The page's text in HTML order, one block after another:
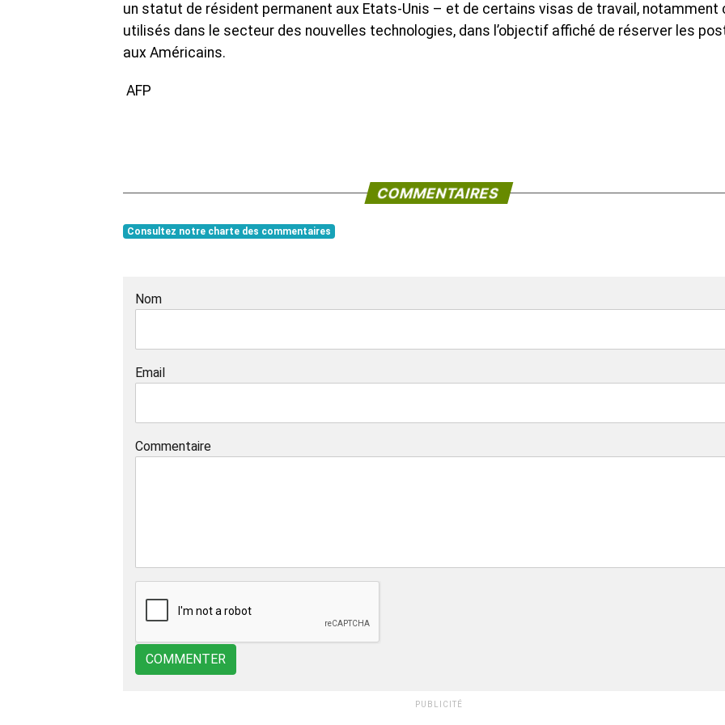
un statut de résident permanent aux Etats-Unis – et de certains visas de travail, notamment
utilisés dans le secteur des nouvelles technologies, dans l’objectif affiché de réserver les
aux Américains.
AFP
COMMENTAIRES
Consultez notre charte des commentaires
Nom
Email
Commentaire
COMMENTER
PUBLICITÉ